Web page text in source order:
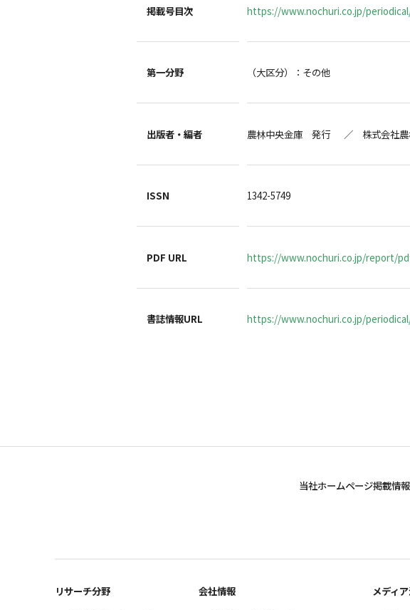
掲載号目次 https://www.nochuri.co.jp/
第一分野 （大区分）：その他
出版者・編者 農林中央金庫 発行 ／ 株式会社農
ISSN 1342-5749
PDF URL https://www.nochuri.co.jp/report/
書誌情報URL https://www.nochuri.co.jp/
当社ホームページ掲載情
リサーチ分野 会社情報 メディ